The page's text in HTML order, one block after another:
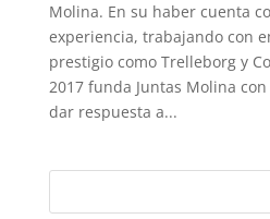
Molina. En su haber cuenta
experiencia, trabajando con
prestigio como Trelleborg y
2017 funda Juntas Molina
dar respuesta a...